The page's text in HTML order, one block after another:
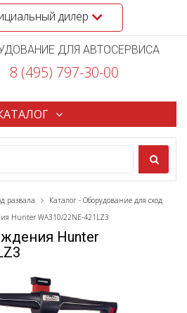
дилер
ДЛЯ АВТОСЕРВИСА
8 (495) 797-30-00
развала
Каталог - Оборудование для сход
Hunter WA310/22NE-421LZ3
Hunter